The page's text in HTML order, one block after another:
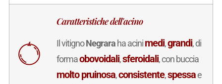
Caratteristiche dell'acino
Il vitignoNegraraha acinimedi,grandi, di
formaobovoidali,sferoidali, con buccia
molto pruinosa,consistente,spessae